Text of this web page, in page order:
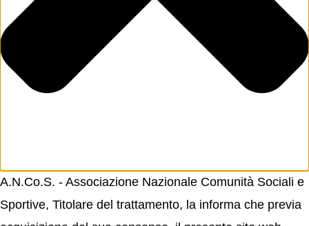
A.N.Co.S. - Associazione Nazionale Comunità Sociali e
Sportive, Titolare del trattamento, la informa che previa